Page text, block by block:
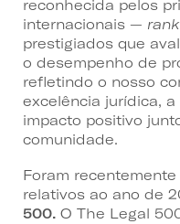
reconhecida pelos
internacionais —
prestigiados que
o desempenho de
refletindo o nosso
excelência jurídica,
impacto positivo
comunidade.
Foram
relativos ao ano de
500. O The Legal